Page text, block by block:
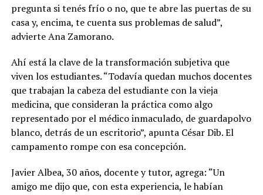
pregunta si tenés frío o no, que te abre las puertas de su
casa y, encima, te cuenta sus problemas de salud”,
advierte Ana Zamorano.
Ahí está la clave de la transformación subjetiva que
viven los estudiantes. “Todavía quedan muchos docentes
que trabajan la cabeza del estudiante con la vieja
medicina, que consideran la práctica como algo
representado por el médico inmaculado, de guardapolvo
blanco, detrás de un escritorio”, apunta César Dib. El
campamento rompe con esa concepción.
Javier Albea, 30 años, docente y tutor, agrega: “Un
amigo me dijo que, con esta experiencia, le habían